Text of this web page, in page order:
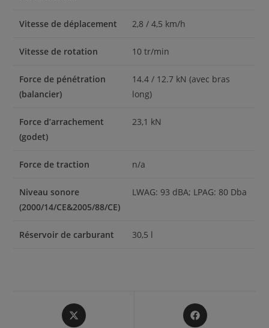
Vitesse de déplacement 2,8 / 4,5 km/h
Vitesse de rotation 10 tr/min
Force de pénétration
(balancier)
14.4 / 12.7 kN (avec bras
long)
Force d’arrachement
(godet)
23,1 kN
Force de traction n/a
Niveau sonore
(2000/14/CE&2005/88/CE)
LWAG: 93 dBA; LPAG: 80 Dba
Réservoir de carburant 30,5 l
Opens
in
Opens
in